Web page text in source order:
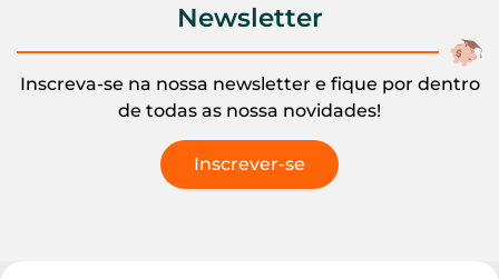
Newsletter
Inscreva-se na nossa newsletter e fique por dentro
de todas as nossa novidades!
Inscrever-se